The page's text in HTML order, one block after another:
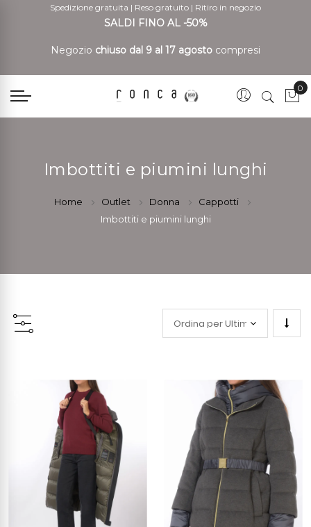
Spedizione gratuita | Reso gratuito | Ritiro in negozio
SALDI FINO AL -50%
Negozio chiuso dal 9 al 17 agosto compresi
0
Imbottiti e piumini lunghi
Home Outlet Donna
Cappotti
Imbottiti e piumini lunghi